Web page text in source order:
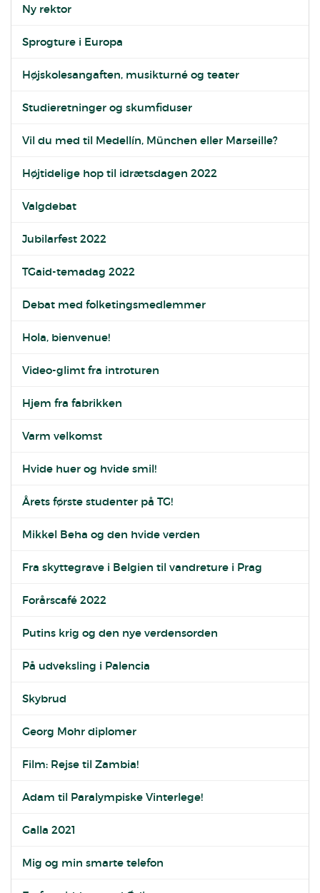
Ny rektor
Sprogture i Europa
Højskolesangaften, musikturné og teater
Studieretninger og skumfiduser
Vil du med til Medellín, München eller Marseille?
Højtidelige hop til idrætsdagen 2022
Valgdebat
Jubilarfest 2022
TGaid-temadag 2022
Debat med folketingsmedlemmer
Hola, bienvenue!
Video-glimt fra introturen
Hjem fra fabrikken
Varm velkomst
Hvide huer og hvide smil!
Årets første studenter på TG!
Mikkel Beha og den hvide verden
Fra skyttegrave i Belgien til vandreture i Prag
Forårscafé 2022
Putins krig og den nye verdensorden
På udveksling i Palencia
Skybrud
Georg Mohr diplomer
Film: Rejse til Zambia!
Adam til Paralympiske Vinterlege!
Galla 2021
Mig og min smarte telefon